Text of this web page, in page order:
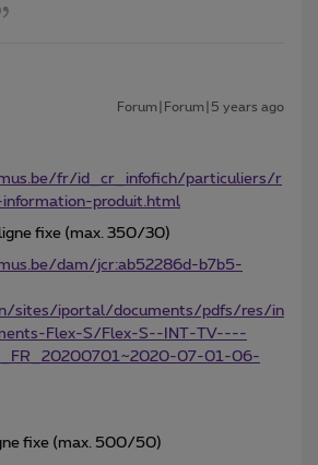
Forum|Forum|5 years ago
fr/id_cr_infofich/particuliers/r
produit.html
fixe (max. 350/30)
dam/jcr:ab52286d-b7b5-
sites/iportal/documents/pdfs/res/in
Flex-S/Flex-S--INT-TV----
_FR_20200701~2020-07-01-06-
fixe (max. 500/50)